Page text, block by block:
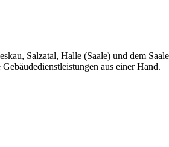
Salzatal, Halle (Saale) und dem
aus einer Hand.